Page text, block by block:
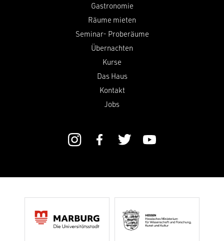
Gastronomie
Räume mieten
Seminar- Proberäume
Übernachten
Kurse
Das Haus
Kontakt
Jobs